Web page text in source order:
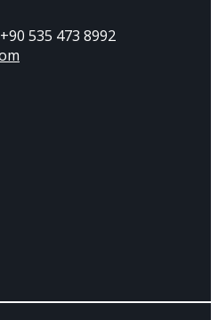
535 473 8992